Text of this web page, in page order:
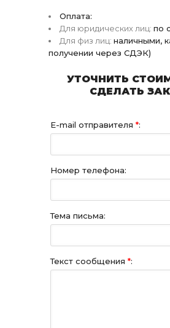
Оплата:
Для юридических лиц: по
Для физ лиц: наличными,
получении через СДЭК)
УТОЧНИТЬ
СДЕЛАТЬ
E-mail отправителя *:
Номер телефона:
Тема письма:
Текст сообщения *: